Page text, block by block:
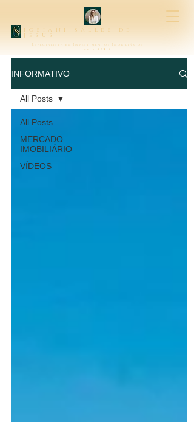
josiani salles de
jesus
creci 47315
Especialista em Investimentos Imobiliários
INFORMATIVO
All Posts
MERCADO
IMOBILIÁRIO
VÍDEOS
All Posts